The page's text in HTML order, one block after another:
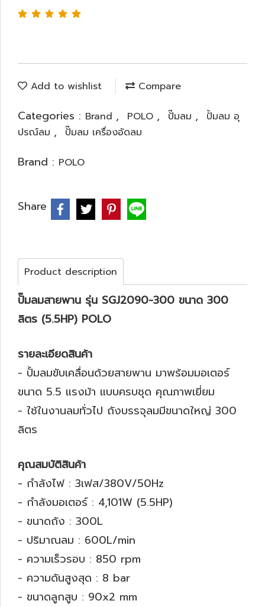
Add to wishlist Compare
Categories : Brand , POLO , ปั๊มลม ,
ปั้มลม อุ
ปรณ์ลม , ปั๊มลม เครื่องอัดลม
Brand : POLO
Share
Product description
ปั๊มลมสายพาน รุ่น SGJ2090-300 ขนาด 300
ลิตร (5.5HP) POLO
รายละเอียดสินค้า
- ปั้มลมขับเคลื่อนด้วยสายพาน มาพร้อมมอเตอร์
ขนาด 5.5 แรงม้า แบบครบชุด คุณภาพเยี่ยม
- ใช้ในงานลมทั่วไป ถังบรรจุลมมีขนาดใหญ่ 300
ลิตร
คุณสมบัติสินค้า
- กำลังไฟ : 3เฟส/380V/50Hz
- กำลังมอเตอร์ : 4,101W (5.5HP)
- ขนาดถัง : 300L
- ปริมาณลม : 600L/min
- ความเร็วรอบ : 850 rpm
- ความดันสูงสุด : 8 bar
- ขนาดลูกสูบ : 90x2 mm